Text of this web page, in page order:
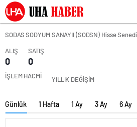
SODAS SODYUM SANAYII (SODSN) Hisse Senedi
ALIŞ
0
SATIŞ
0
İŞLEM HACMİ YILLIK DEĞİŞİM
Günlük 1 Hafta 1 Ay 3 Ay 6 Ay